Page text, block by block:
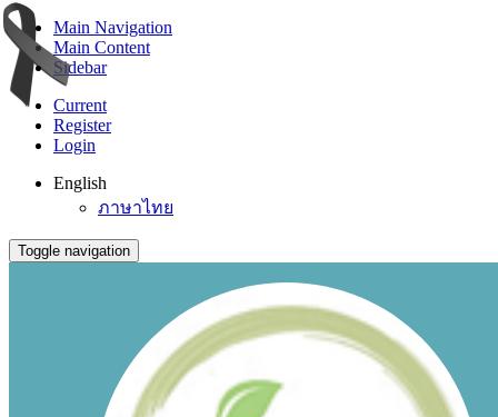
Main Navigation
Main Content
Sidebar
Current
Register
Login
English
ภาษาไทย
Toggle navigation